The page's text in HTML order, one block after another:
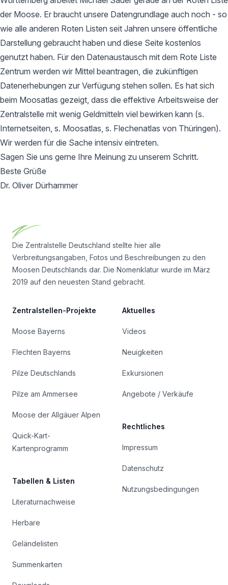
der Moose. Er braucht unsere Datengrundlage auch noch - so
wie alle anderen Roten Listen seit Jahren unsere öffentliche
Darstellung gebraucht haben und diese Seite kostenlos
genutzt haben. Für den Datenaustausch mit dem Rote Liste
Zentrum werden wir Mittel beantragen, die zukünftigen
Datenerhebungen zur Verfügung stehen sollen. Es hat sich
beim Moosatlas gezeigt, dass die effektive Arbeitsweise der
Zentralstelle mit wenig Geldmitteln viel bewirken kann (s.
Internetseiten, s. Moosatlas, s. Flechenatlas von Thüringen).
Wir werden für die Sache intensiv eintreten.
Sagen Sie uns gerne Ihre Meinung zu unserem Schritt.
Beste Grüße
Dr. Oliver Dürhammer
Die Zentralstelle Deutschland stellte hier alle
Verbreitungsangaben, Fotos und Beschreibungen zu den
Moosen Deutschlands dar. Die Nomenklatur wurde im März
2019 auf den neuesten Stand gebracht.
Zentralstellen-Projekte
Moose Bayerns
Flechten Bayerns
Pilze Deutschlands
Pilze am Ammersee
Moose der Allgäuer Alpen
Quick-Kart-
Kartenprogramm
Tabellen & Listen
Literaturnachweise
Herbare
Geländelisten
Summenkarten
Aktuelles
Videos
Neuigkeiten
Exkursionen
Angebote / Verkäufe
Rechtliches
Impressum
Datenschutz
Nutzungsbedingungen